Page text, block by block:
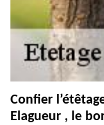
Confier
Elagueur , le